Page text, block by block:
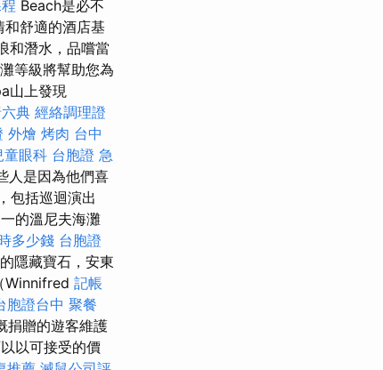
Beach是必不
舒適的酒店基
和潛水，品嚐當
等級將幫助您為
山上發現
典 經絡調理證
外燴 烤肉 台中
童眼科 台胞證 急
人是因為他們喜
包括巡迴演出
的溫尼夫海灘
多少錢 台胞證
隱藏寶石，安東
Winnifred 記帳
胞證台中 聚餐
捐贈的遊客維護
以可接受的價